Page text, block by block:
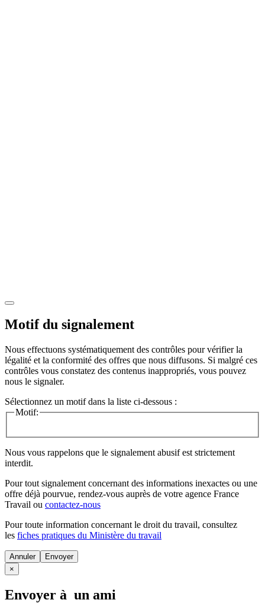
Motif du signalement
Nous effectuons systématiquement des contrôles pour vérifier la
légalité et la conformité des offres que nous diffusons. Si malgré ces
contrôles vous constatez des contenus inappropriés, vous pouvez
nous le signaler.
Sélectionnez un motif dans la liste ci-dessous :
Motif:
Nous vous rappelons que le signalement abusif est strictement
interdit.
Pour tout signalement concernant des informations inexactes ou une
offre déjà pourvue, rendez-vous auprès de votre agence France
Travail ou contactez-nous
Pour toute information concernant le droit du travail, consultez
les fiches pratiques du Ministère du travail
Annuler
×
Envoyer à un ami